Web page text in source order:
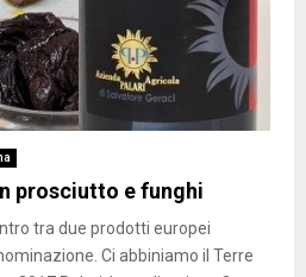
prosciutto e funghi
tra due prodotti europei
Ci abbiniamo il Terre